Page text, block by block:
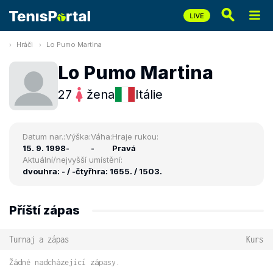
Hráči Lo Pumo Martina
Lo Pumo Martina
27 žena Itálie
Datum nar.:
15. 9. 1998
Výška:
-
Váha:
-
Hraje rukou:
Pravá
Aktuální/nejvyšší umístění:
dvouhra: - / -čtyřhra: 1655. / 1503.
Příští zápas
Turnaj a zápas Kurs
Žádné nadcházející zápasy.